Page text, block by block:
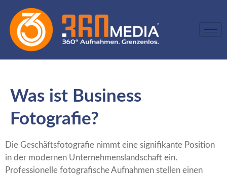
Was ist Business
Fotografie?
Die Geschäftsfotografie nimmt eine signifikante Position
in der modernen Unternehmenslandschaft ein.
Professionelle fotografische Aufnahmen stellen einen